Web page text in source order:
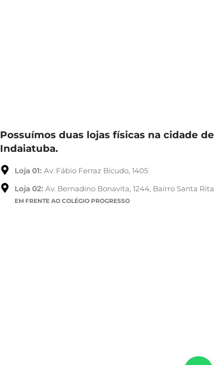
Possuímos duas lojas físicas na cidade de
Indaiatuba.
Loja 01: Av. Fábio Ferraz Bicudo, 1405
Loja 02: Av. Bernadino Bonavita, 1244, Bairro Santa Rita
EM FRENTE AO COLÉGIO PROGRESSO